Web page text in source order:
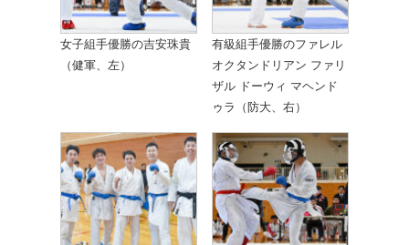
女子組手優勝の吉安珠貴
（健軍、左）
有級組手優勝のファレル
オクタンドリアン ファリ
ザル ドーウィ マヘンド
ゥラ（防大、右）